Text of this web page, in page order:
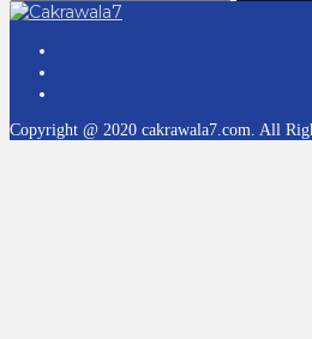
Copyright @ 2020 cakrawala7.com. All